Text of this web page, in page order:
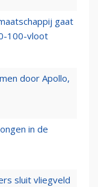
gaat
100-vloot
door Apollo,
in de
sluit vliegveld